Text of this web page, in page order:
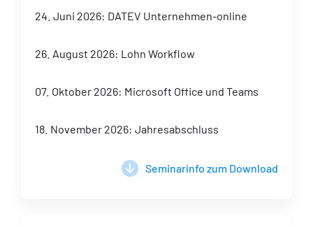
24. Juni 2026: DATEV Unternehmen-online
26. August 2026: Lohn Workflow
07. Oktober 2026: Microsoft Office und Teams
18. November 2026: Jahresabschluss
Seminarinfo zum Download